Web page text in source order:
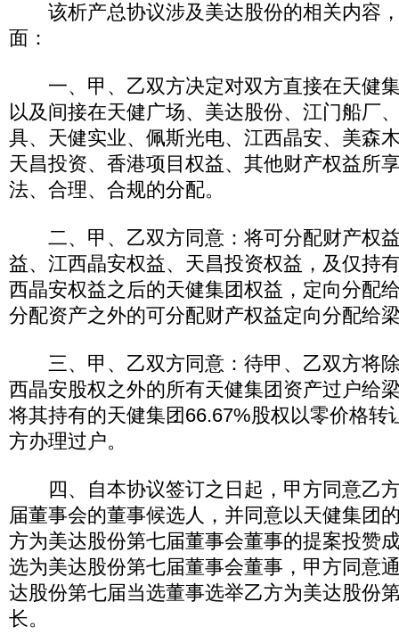
该析产总协议涉及美达股份的相关内容
面：
一、甲、乙双方决定对双方直接在天健
以及间接在天健广场、美达股份、江门船厂
具、天健实业、佩斯光电、江西晶安、美森
天昌投资、香港项目权益、其他财产权益所
法、合理、合规的分配。
二、甲、乙双方同意：将可分配财产权
益、江西晶安权益、天昌投资权益，及仅持
西晶安权益之后的天健集团权益，定向分配
分配资产之外的可分配财产权益定向分配给
三、甲、乙双方同意：待甲、乙双方将
西晶安股权之外的所有天健集团资产过户给
将其持有的天健集团66.67%股权以零价格转
方办理过户。
四、自本协议签订之日起，甲方同意乙
届董事会的董事候选人，并同意以天健集团
方为美达股份第七届董事会董事的提案投赞
选为美达股份第七届董事会董事，甲方同意
达股份第七届当选董事选举乙方为美达股份
长。